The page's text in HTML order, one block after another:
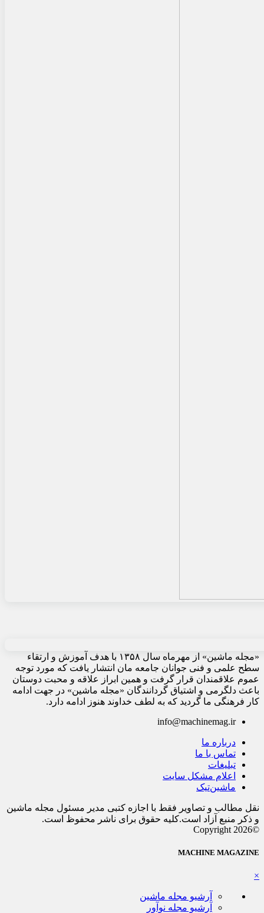
«مجله ماشین» از مهرماه سال ۱۳۵۸ با هدف آموزش و ارتقاء
سطح علمی و فنی جوانان جامعه مان انتشار یافت که مورد توجه
عموم علاقمندان قرار گرفت و همین ابراز علاقه و محبت دوستان
باعث دلگرمی و اشتیاق گردانندگان «مجله ماشین» در جهت ادامه
کار فرهنگی ما گردید که به لطف خداوند هنوز ادامه دارد.
info@machinemag.ir
درباره ما
تماس با ما
تبلیغات
اعلام مشکل سایت
ماشین‌تیک
نقل مطالب و تصاویر فقط با اجازه کتبی مدیر مسئول مجله ماشین
و ذکر منبع آزاد است.کلیه حقوق برای ناشر محفوظ است.
©Copyright 2026
MACHINE MAGAZINE
×
آرشیو مجله ماشین
آرشیو مجله نوآور